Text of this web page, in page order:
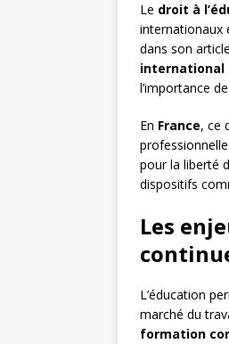
Le droit à
internationaux
dans son
international
l’importance
En France, ce
pour la liberté
dispositifs
Les
L’éducation
marché du
formation